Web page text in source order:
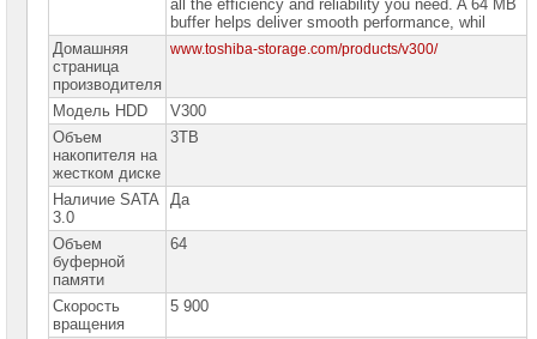
Активное
сетевое
оборудование
СХД
системы
хранения
данных
Компоненты
компьютеров
Платформы
малого
размера
all the efficiency and reliability you need. A 64 MB
buffer helps deliver smooth performance, whil
Домашняя
страница
производителя
www.toshiba-storage.com/products/v300/
Модель HDD
V300
Объем
накопителя на
жестком диске
3TB
Наличие SATA
3.0
Да
Объем
буферной
памяти
64
Скорость
вращения
5 900